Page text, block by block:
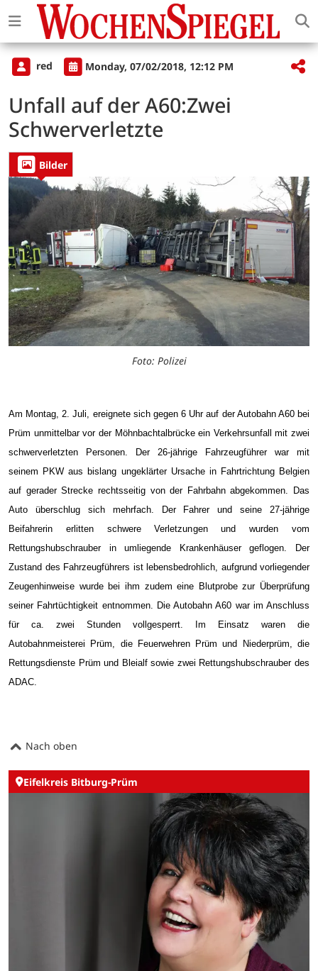
red Monday, 07/02/2018, 12:12 PM
Unfall auf der A60:Zwei
Schwerverletzte
Bilder
Foto: Polizei
Am Montag, 2. Juli, ereignete sich gegen 6 Uhr auf der Autobahn A60 bei
Prüm unmittelbar vor der Möhnbachtalbrücke ein Verkehrsunfall mit zwei
schwerverletzten Personen. Der 26-jährige Fahrzeugführer war mit
seinem PKW aus bislang ungeklärter Ursache in Fahrtrichtung Belgien
auf gerader Strecke rechtsseitig von der Fahrbahn abgekommen. Das
Auto überschlug sich mehrfach. Der Fahrer und seine 27-jährige
Beifahrerin erlitten schwere Verletzungen und wurden vom
Rettungshubschrauber in umliegende Krankenhäuser geflogen. Der
Zustand des Fahrzeugführers ist lebensbedrohlich, aufgrund vorliegender
Zeugenhinweise wurde bei ihm zudem eine Blutprobe zur Überprüfung
seiner Fahrtüchtigkeit entnommen.
Die Autobahn A60 war im Anschluss
für ca. zwei Stunden vollgesperrt. Im Einsatz waren die
Autobahnmeisterei Prüm, die Feuerwehren Prüm und Niederprüm, die
Rettungsdienste Prüm und Bleialf sowie zwei Rettungshubschrauber des
ADAC.
Nach oben
Eifelkreis Bitburg-Prüm